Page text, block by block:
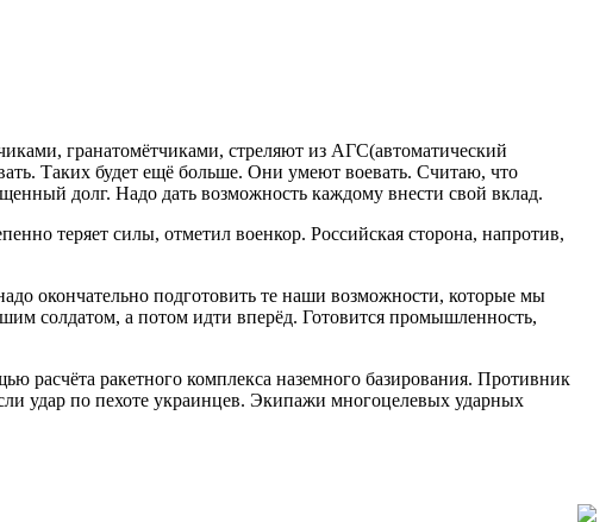
гранатомётчиками, стреляют из АГС(автоматический
Таких будет ещё больше. Они умеют воевать. Считаю, что
долг. Надо дать возможность каждому внести свой вклад.
теряет силы, отметил военкор. Российская сторона, напротив,
окончательно подготовить те наши возможности, которые мы
солдатом, а потом идти вперёд. Готовится промышленность,
ракетного комплекса наземного базирования. Противник
удар по пехоте украинцев. Экипажи многоцелевых ударных